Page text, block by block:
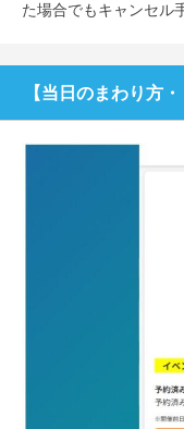
た場合でもキャンセル
【当日のまわり方